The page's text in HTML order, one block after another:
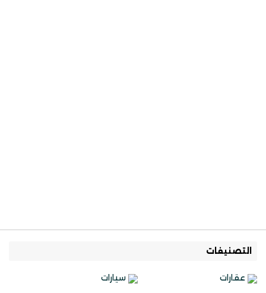
التصنيفات
عقارات سيارات